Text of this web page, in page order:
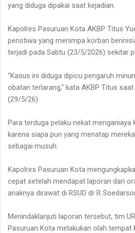
yang diduga dipakai saat kejadian.
Kapolres Pasuruan Kota AKBP Titus
peristiwa yang menimpa korban
terjadi pada Sabtu (23/5/2026) sekitar
"Kasus ini diduga dipicu pengaruh
obatan terlarang," kata AKBP Titus
(29/5/26).
Para terduga pelaku nekat menganiaya
karena siapa pun yang menatap
sebagai musuh.
Kapolres Pasuruan Kota
cepat setelah mendapat laporan dari
anaknya dirawat di RSUD dr R
Menindaklanjuti laporan tersebut, tim
Pasuruan Kota melakukan olah tempat